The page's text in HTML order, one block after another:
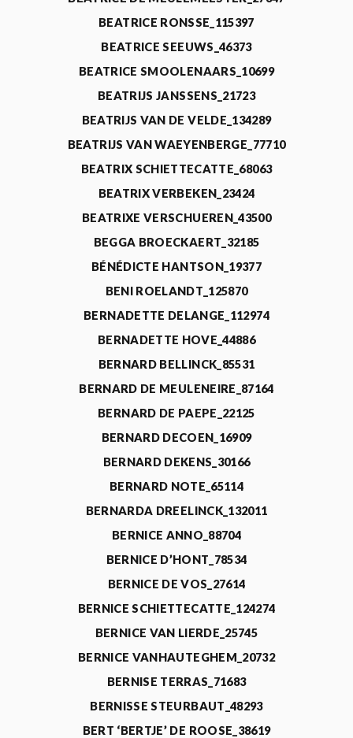
BEATRICE RONSSE_115397
BEATRICE SEEUWS_46373
BEATRICE SMOOLENAARS_10699
BEATRIJS JANSSENS_21723
BEATRIJS VAN DE VELDE_134289
BEATRIJS VAN WAEYENBERGE_77710
BEATRIX SCHIETTECATTE_68063
BEATRIX VERBEKEN_23424
BEATRIXE VERSCHUEREN_43500
BEGGA BROECKAERT_32185
BÉNÉDICTE HANTSON_19377
BENI ROELANDT_125870
BERNADETTE DELANGE_112974
BERNADETTE HOVE_44886
BERNARD BELLINCK_85531
BERNARD DE MEULENEIRE_87164
BERNARD DE PAEPE_22125
BERNARD DECOEN_16909
BERNARD DEKENS_30166
BERNARD NOTE_65114
BERNARDA DREELINCK_132011
BERNICE ANNO_88704
BERNICE D’HONT_78534
BERNICE DE VOS_27614
BERNICE SCHIETTECATTE_124274
BERNICE VAN LIERDE_25745
BERNICE VANHAUTEGHEM_20732
BERNISE TERRAS_71683
BERNISSE STEURBAUT_48293
BERT ‘BERTJE’ DE ROOSE_38619